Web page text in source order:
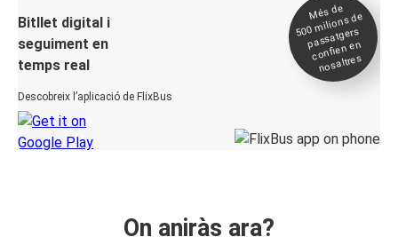
Bitllet digital i
seguiment en
temps real
Descobreix l’aplicació de FlixBus
Més de
500
milions de
passatgers
confien en
nosaltres
On aniràs ara?